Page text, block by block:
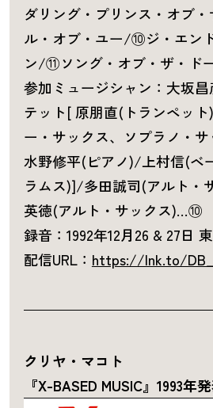
ダリング・プリンス・オブ
ル・オブ・ユー/⑩ジ・エン
ン/⑪ソング・オブ・ザ・ド
参加ミュージシャン：大坂
テット[ 原朋直(トランペッ
ー・サックス、ソプラノ
水野修平(ピアノ)/上村信(ベ
ラムス)]/多田誠司(アルト
英徳(アルト・サックス)…⑩
録音：1992年12月26 & 27日
配信URL： https://lnk.to/
クリヤ・マコト
『X-BASED MUSIC』1993年